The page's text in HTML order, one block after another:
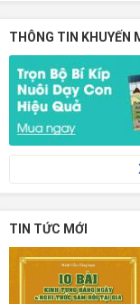
THÔNG TIN KHUYẾN
TIN TỨC MỚI